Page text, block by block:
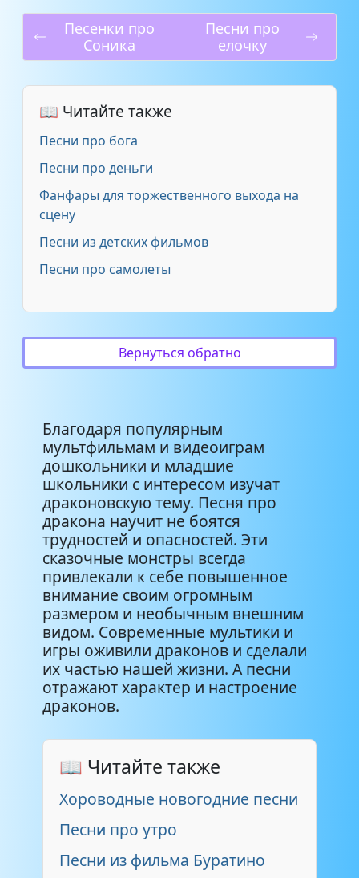
Дракончик (детские песни)
Детские песни - Песенка
дракончика - сладкоежки (Из к
ф _Сладкая сказка_, исполняет
Клара Румянова)
Дракончик - Кто ты за птица
Дракончика
0:24
Музыка для сна для малышей
от Инь и Янь, Музыка дл -
Дракончик
Сказочник - Зелёненький
дракончик
Песенки про
Соника
Песни про
елочку
📖 Читайте также
Песни про бога
Песни про деньги
Фанфары для торжественного выхода на
сцену
Песни из детских фильмов
Песни про самолеты
Вернуться обратно
Благодаря популярным
мультфильмам и видеоиграм
дошкольники и младшие
школьники с интересом изучат
драконовскую тему. Песня про
дракона научит не боятся
трудностей и опасностей. Эти
сказочные монстры всегда
привлекали к себе повышенное
внимание своим огромным
размером и необычным внешним
видом. Современные мультики и
игры оживили драконов и сделали
их частью нашей жизни. А песни
отражают характер и настроение
драконов.
📖 Читайте также
Хороводные новогодние песни
Песни про утро
Песни из фильма Буратино